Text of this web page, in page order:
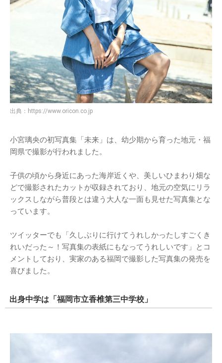
出典： https://www.oricon.co.jp
小宮璃央の初写真集「未来」は、幼少期から育った地元・福
岡県で撮影が行われました。
子供の頃から身近にあった海岸近くや、美しいひまわり畑な
どで撮影されたカットが収録されており、地元の空気にリラ
ックスしながら普段とは違う大人な一面も見せた写真集とな
っています。
ツイッターでも「久しぶりに行けてうれしかったしすごくき
れいだった～！写真集の表紙にもなってうれしいです」とコ
メントしており、実家のある福岡で撮影した写真集の発売を
喜びました。
出身中学は「福岡市立香椎第三中学校」